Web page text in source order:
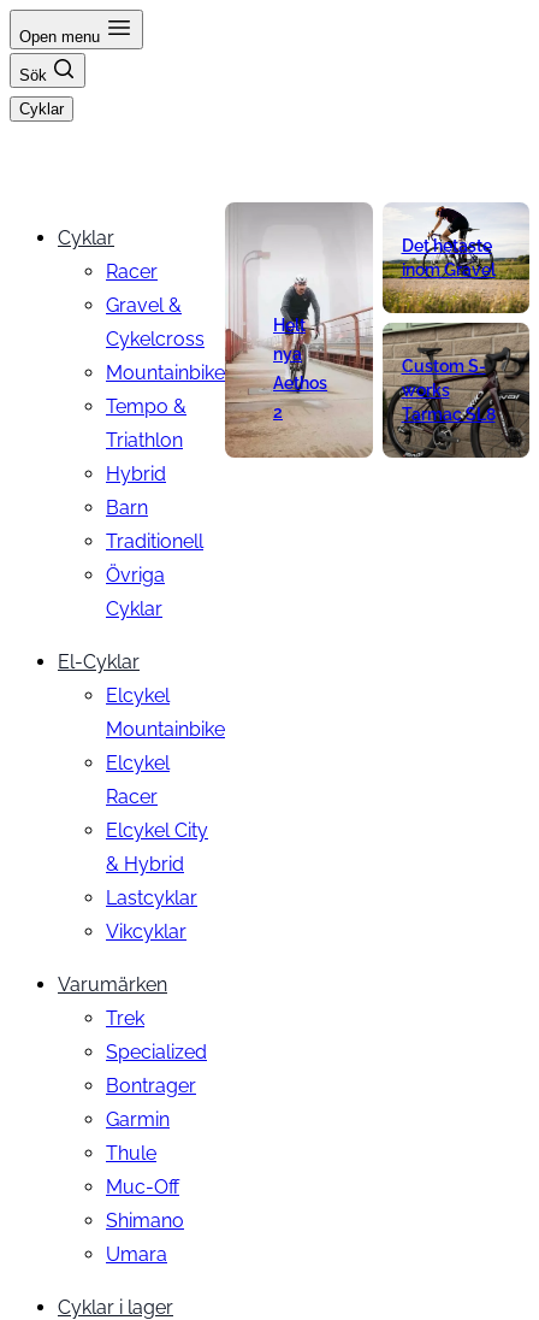
Hoppa
till
innehåll
Open menu
Sök
Cyklar
Cyklar
Racer
Gravel &
Cykelcross
Mountainbike
Tempo &
Triathlon
Hybrid
Barn
Traditionell
Övriga
Cyklar
El-Cyklar
Elcykel
Mountainbike
Elcykel
Racer
Elcykel City
& Hybrid
Lastcyklar
Vikcyklar
Varumärken
Trek
Specialized
Bontrager
Garmin
Thule
Muc-Off
Shimano
Umara
Cyklar i lager
Helt
nya
Aethos
2
Det hetaste
inom Gravel
Custom S-
works
Tarmac SL8